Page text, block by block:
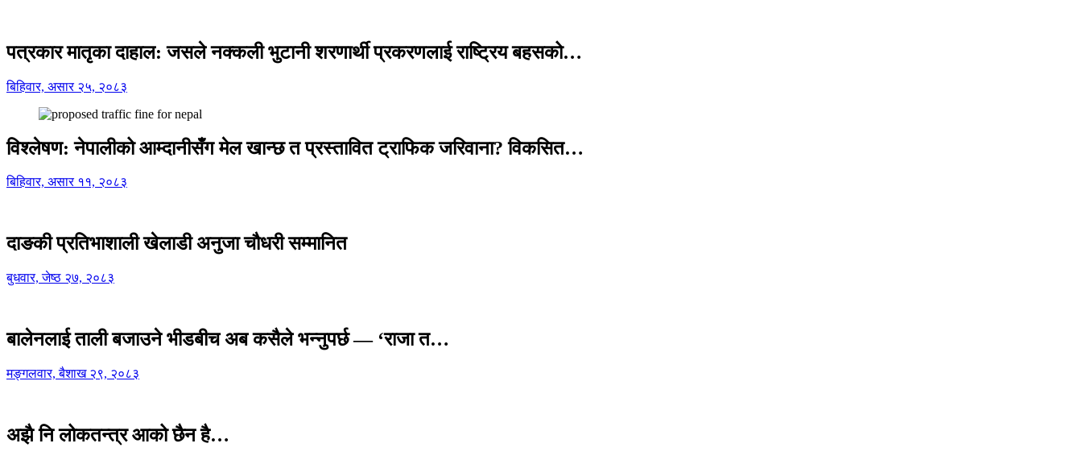
पत्रकार मातृका दाहाल: जसले नक्कली भुटानी शरणार्थी प्रकरणलाई राष्ट्रिय बहसको…
बिहिवार, असार २५, २०८३
विश्लेषण: नेपालीको आम्दानीसँग मेल खान्छ त प्रस्तावित ट्राफिक जरिवाना? विकसित…
बिहिवार, असार ११, २०८३
दाङकी प्रतिभाशाली खेलाडी अनुजा चौधरी सम्मानित
बुधवार, जेष्ठ २७, २०८३
बालेनलाई ताली बजाउने भीडबीच अब कसैले भन्नुपर्छ — ‘राजा त…
मङ्गलवार, बैशाख २९, २०८३
अझै नि लोकतन्त्र आको छैन है…